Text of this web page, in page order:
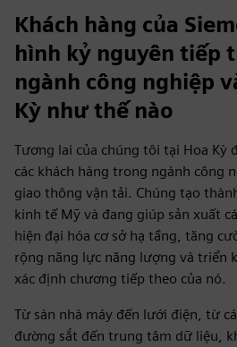
Khách hàng của
hình kỷ nguyên tiếp
ngành công nghiệp
Kỳ như thế nào
Tương lai của chúng tôi tại Hoa Kỳ
các khách hàng trong ngành công
giao thông vận tải. Chúng tạo
kinh tế Mỹ và đang giúp sản xuất
hiện đại hóa cơ sở hạ tầng, tăng
rộng năng lực năng lượng và triển
xác định chương tiếp theo của nó.
Từ sàn nhà máy đến lưới điện, từ
đường sắt đến trung tâm dữ liệu,